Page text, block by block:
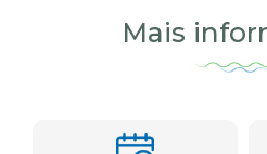
Mais